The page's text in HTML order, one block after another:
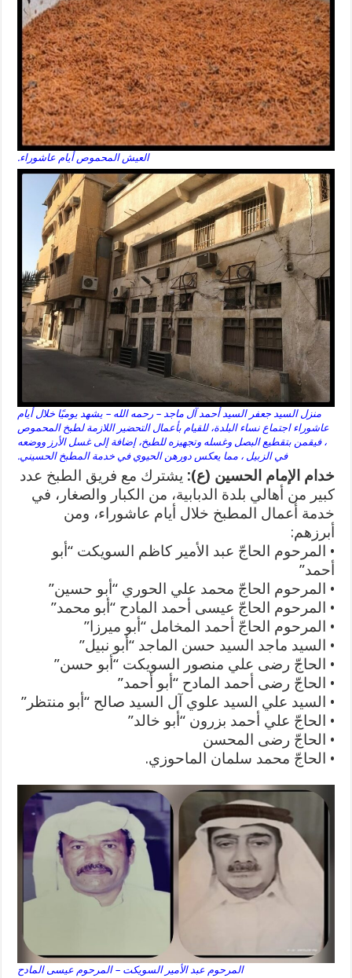
العيش المحموص أيام عاشوراء.
منزل السيد جعفر السيد أحمد آل ماجد – رحمه الله – يشهد يوميًا خلال أيام
عاشوراء اجتماع نساء البلدة، للقيام بأعمال التحضير اللازمة لطبخ المحموص
، فيقمن بتقطيع البصل وغسله وتجهيزه للطبخ، إضافة إلى غسل الأرز ووضعه
في الزبيل ، مما يعكس دورهن الحيوي في خدمة المطبخ الحسيني.
خدام الإمام الحسين (ع): يشترك مع فريق الطبخ عدد
كبير من أهالي بلدة الدبابية، من الكبار والصغار، في
خدمة أعمال المطبخ خلال أيام عاشوراء، ومن
أبرزهم:
• المرحوم الحاجّ عبد الأمير كاظم السويكت “أبو
أحمد”
• المرحوم الحاجّ محمد علي الحوري “أبو حسين”
• المرحوم الحاجّ عيسى أحمد المادح “أبو محمد”
• المرحوم الحاجّ أحمد المخامل “أبو ميرزا”
• السيد ماجد السيد حسن الماجد “أبو نبيل”
• الحاجّ رضى علي منصور السويكت “أبو حسن”
• الحاجّ رضى أحمد المادح “أبو أحمد”
• السيد علي السيد علوي آل السيد صالح “أبو منتظر”
• الحاجّ علي أحمد بزرون “أبو خالد”
• الحاجّ رضى المحسن
• الحاجّ محمد سلمان الماحوزي.
المرحوم عبد الأمير السويكت – المرحوم عيسى المادح